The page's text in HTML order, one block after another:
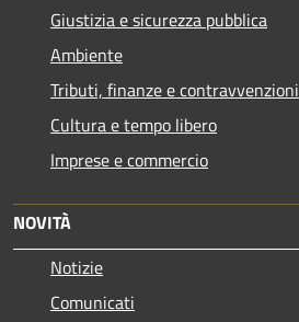
Giustizia e sicurezza pubblica
Ambiente
Tributi, finanze e contravvenzioni
Cultura e tempo libero
Imprese e commercio
NOVITÀ
Notizie
Comunicati